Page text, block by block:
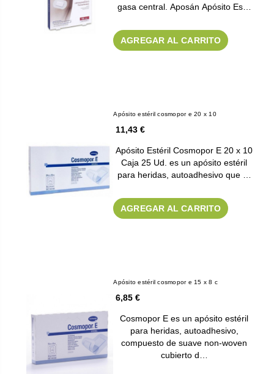
gasa central. Aposán Apósito Es…
AGREGAR AL CARRITO
Apósito estéril cosmopor e 20 x 10
11,43 €
Apósito Estéril Cosmopor E 20 x 10
Caja 25 Ud. es un apósito estéril
para heridas, autoadhesivo que …
AGREGAR AL CARRITO
Apósito estéril cosmopor e 15 x 8 c
6,85 €
Cosmopor E es un apósito estéril
para heridas, autoadhesivo,
compuesto de suave non-woven
cubierto d…